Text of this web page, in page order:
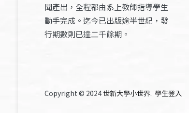
聞產出，全程都由系上教師指導學生
動手完成。迄今已出版逾半世紀，發
行期數則已達二千餘期。
Copyright © 2024 世新大學小世界. 學生登入